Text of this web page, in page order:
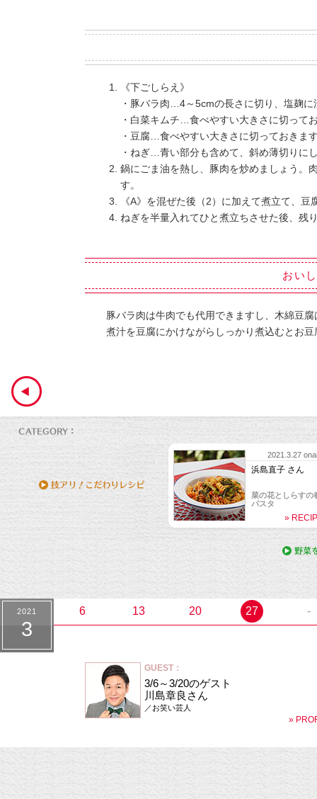
《下ごしらえ》
・豚バラ肉…4～5cmの長さに切り、塩麹に
・白菜キムチ…食べやすい大きさに切って
・豆腐…食べやすい大きさに切っておきま
・ねぎ…青い部分も含めて、斜め薄切りに
鍋にごま油を熱し、豚肉を炒めましょう。
す。
《A》を混ぜた後（2）に加えて煮立て、
ねぎを半量入れてひと煮立ちさせた後、残
おい
豚バラ肉は牛肉でも代用できますし、木綿豆
煮汁を豆腐にかけながらしっかり煮込むとお
2021.3.27
浜島直子 さん
菜の花としらすの
パスタ
»
2021.3.6
川島章良 さん
2021
3
6 13 20 27 -
GUEST：
3/6～3/20のゲスト
川島章良さん
／お笑い芸人
»